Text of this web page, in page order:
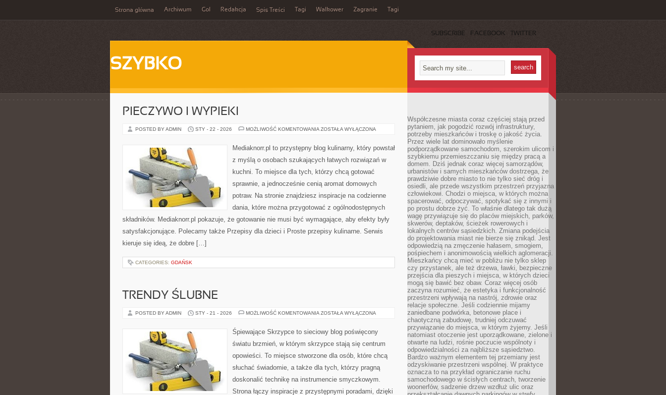
Strona główna Archiwum Gol Redakcja Spis Treści Tagi Walkower Zagranie Tagi
SUBSCRIBE FACEBOOK TWITTER
SZYBKO
PIECZYWO I WYPIEKI
POSTED BY ADMIN STY - 22 - 2026 MOŻLIWOŚĆ KOMENTOWANIA PIECZYWO
ZOSTAŁA WYŁĄCZONA
Mediaknorr.pl to przystępny blog kulinarny, który powstał
z myślą o osobach szukających łatwych rozwiązań w
kuchni. To miejsce dla tych, którzy chcą gotować
sprawnie, a jednocześnie cenią aromat domowych
potraw. Na stronie znajdziesz inspiracje na codzienne
dania, które można przygotować z ogólnodostępnych
składników. Mediaknorr.pl pokazuje, że gotowanie nie musi być wymagające, aby efekty były
satysfakcjonujące. Polecamy także Przepisy dla dzieci i Proste przepisy kulinarne. Serwis
kieruje się ideą, że dobre […]
CATEGORIES: GDAŃSK
TRENDY ŚLUBNE
POSTED BY ADMIN STY - 21 - 2026 MOŻLIWOŚĆ KOMENTOWANIA TRENDY
ZOSTAŁA WYŁĄCZONA
Śpiewające Skrzypce to sieciowy blog poświęcony
światu brzmień, w którym skrzypce stają się centrum
opowieści. To miejsce stworzone dla osób, które chcą
słuchać świadomie, a także dla tych, którzy pragną
doskonalić technikę na instrumencie smyczkowym.
Strona łączy inspiracje z przystępnymi poradami, dzięki
Współczesne miasta coraz częściej stają przed
pytaniem, jak pogodzić rozwój infrastruktury,
potrzeby mieszkańców i troskę o jakość życia.
Przez wiele lat dominowało myślenie
podporządkowane samochodom, szerokim ulicom i
szybkiemu przemieszczaniu się między pracą a
domem. Dziś jednak coraz więcej samorządów,
urbanistów i samych mieszkańców dostrzega, że
prawdziwie dobre miasto to nie tylko sieć dróg i
osiedli, ale przede wszystkim przestrzeń przyjazna
człowiekowi. Chodzi o miejsca, w których można
spacerować, odpoczywać, spotykać się z innymi i
po prostu dobrze żyć. To właśnie dlatego tak dużą
wagę przywiązuje się do placów miejskich, parków,
skwerów, deptaków, ścieżek rowerowych i
lokalnych centrów sąsiedzkich. Zmiana podejścia
do projektowania miast nie bierze się znikąd. Jest
odpowiedzią na zmęczenie hałasem, smogiem,
pośpiechem i anonimowością wielkich aglomeracji.
Mieszkańcy chcą mieć w pobliżu nie tylko sklep
czy przystanek, ale też drzewa, ławki, bezpieczne
przejścia dla pieszych i miejsca, w których dzieci
mogą się bawić bez obaw. Coraz więcej osób
zaczyna rozumieć, że estetyka i funkcjonalność
przestrzeni wpływają na nastrój, zdrowie oraz
relacje społeczne. Jeśli codziennie mijamy
zaniedbane podwórka, betonowe place i
chaotyczną zabudowę, trudniej odczuwać
przywiązanie do miejsca, w którym żyjemy. Jeśli
natomiast otoczenie jest uporządkowane, zielone i
otwarte na ludzi, rośnie poczucie wspólnoty i
odpowiedzialności za najbliższe sąsiedztwo.
Bardzo ważnym elementem tej przemiany jest
odzyskiwanie przestrzeni wspólnej. W praktyce
oznacza to na przykład ograniczanie ruchu
samochodowego w ścisłych centrach, tworzenie
woonerfów, sadzenie drzew wzdłuż ulic oraz